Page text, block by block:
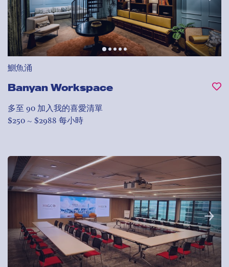
鰂魚涌
Banyan Workspace
多至 90 加入我的喜愛清單
$250 ~ $2988 每小時